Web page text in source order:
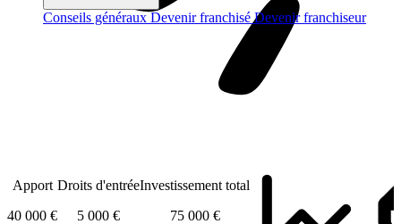
Conseils généraux Devenir franchisé Devenir franchiseur
Apport
40 000 €
Droits d'entrée
5 000 €
Investissement total
75 000 €